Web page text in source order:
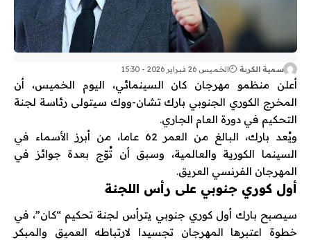
سمية الكربة الخميس 26 فبراير 2026 - 15:30
أعلن منظمو مهرجان كان السينمائي، اليوم الخميس، أن
المخرج الكوري الجنوبي بارك تشان-ووك سيتولى رئاسة لجنة
التحكيم في دورة العام الجاري.
ويُعد بارك، البالغ من العمر 62 عاما، من أبرز الأسماء في
السينما الكورية والعالمية، وسبق أن تُوّج بعدة جوائز في
المهرجان الفرنسي العريق.
أول كوري جنوبي على رأس اللجنة
سيصبح بارك أول كوري جنوبي يترأس لجنة تحكيم “كان”، في
خطوة اعتبرها المهرجان تجسيدا لارتباطه العميق والمبكر